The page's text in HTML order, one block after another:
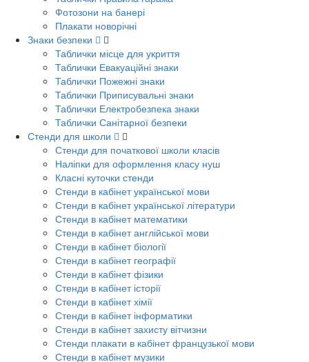
Фотозони на банері
Плакати новорічні
Знаки безпеки
Таблички місце для укриття
Таблички Евакуаційні знаки
Таблички Пожежні знаки
Таблички Приписувальні знаки
Таблички Електробезпека знаки
Таблички Санітарної безпеки
Стенди для школи
Стенди для початкової школи класів
Наліпки для оформлення класу нуш
Класні куточки стенди
Стенди в кабінет української мови
Стенди в кабінет української літератури
Стенди в кабінет математики
Стенди в кабінет англійської мови
Стенди в кабінет біології
Стенди в кабінет географії
Стенди в кабінет фізики
Стенди в кабінет історії
Стенди в кабінет хімії
Стенди в кабінет інформатики
Стенди в кабінет захисту вітчизни
Стенди плакати в кабінет французької мови
Стенди в кабінет музики